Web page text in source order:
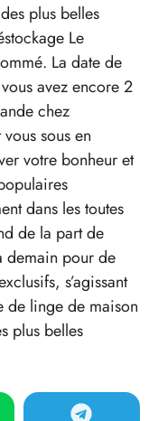
plus belles
Le
La date de
avez encore 2
chez
sous en
votre bonheur et
dans les toutes
de la part de
demain pour de
s’agissant
de linge de maison
plus belles